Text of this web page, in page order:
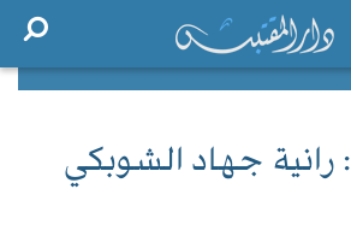
: رانية جهاد الشوبكي